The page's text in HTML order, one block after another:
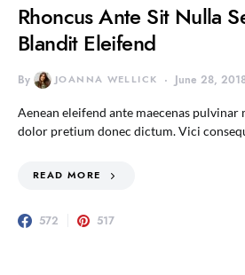
Rhoncus Ante Sit Nulla
Blandit Eleifend
By JOANNA WELLICK June 28,
Aenean eleifend ante maecenas pulvinar
dolor pretium donec dictum. Vici
READ MORE
572 517